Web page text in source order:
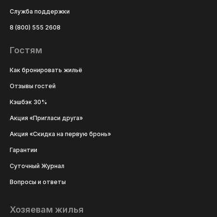
Служба поддержки
8 (800) 555 2608
Гостям
Как бронировать жильё
Отзывы гостей
Кэшбэк 30%
Акция «Пригласи друга»
Акция «Скидка на первую бронь»
Гарантии
Суточный Журнал
Вопросы и ответы
Хозяевам жилья